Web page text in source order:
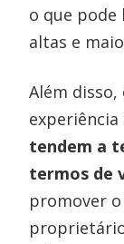
o que pode
altas e
Além disso,
tendem a
termos de
promover o